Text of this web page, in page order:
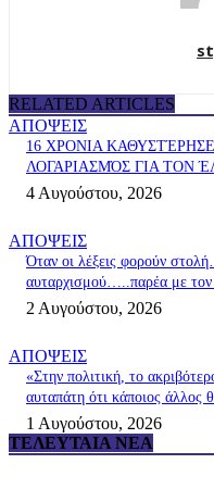
RELATED ARTICLES
ΑΠΟΨΕΙΣ
16 ΧΡΟΝΙΑ
ΛΟΓΑΡΙΑΣΜΌΣ ΓΙΑ ΤΟΝ
4 Αυγούστου, 2026
ΑΠΟΨΕΙΣ
Όταν οι λέξεις φορούν
αυταρχισμού…..παρέα με
2 Αυγούστου, 2026
ΑΠΟΨΕΙΣ
«Στην πολιτική, το
αυταπάτη ότι κάποιος άλλος
1 Αυγούστου, 2026
ΤΕΛΕΥΤΑΊΑ ΝΈΑ